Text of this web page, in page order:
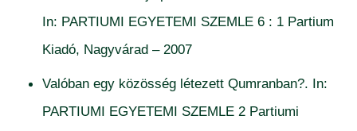
In: PARTIUMI EGYETEMI SZEMLE 6 : 1 Partium
Kiadó, Nagyvárad – 2007
Valóban egy közösség létezett Qumranban?. In:
PARTIUMI EGYETEMI SZEMLE 2 Partiumi